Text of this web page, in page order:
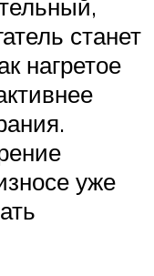
станет
нагретое
уже